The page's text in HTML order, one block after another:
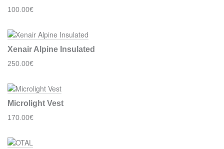
100.00€
Xenair Alpine Insulated
250.00€
Microlight Vest
170.00€